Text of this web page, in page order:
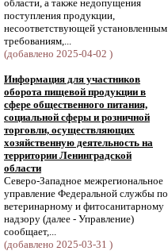
области, а также недопущения
поступления продукции,
несоответствующей установленным
требованиям,...
(добавлено 2025-04-02 )
Информация для участников
оборота пищевой продукции в
сфере общественного питания,
социальной сферы и розничной
торговли, осуществляющих
хозяйственную деятельность на
территории Ленинградской
области
Северо-Западное межрегиональное
управление Федеральной службы по
ветеринарному и фитосанитарному
надзору (далее - Управление)
сообщает,...
(добавлено 2025-03-31 )